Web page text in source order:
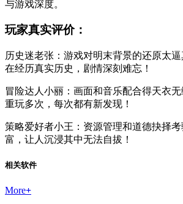
与游戏深度。
玩家真实评价：
历史迷老张：游戏对明末背景的还原太
在经历真实历史，剧情深刻难忘！
冒险达人小丽：画面和音乐配合得天衣
重玩多次，每次都有新发现！
策略爱好者小王：资源管理和道德抉择
富，让人沉浸其中无法自拔！
相关软件
More+